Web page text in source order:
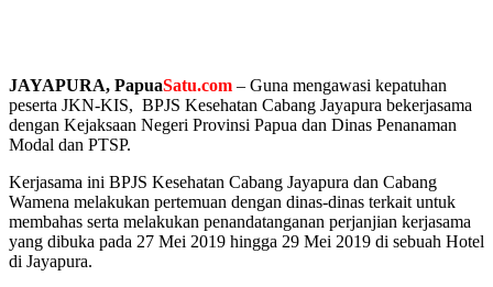
JAYAPURA, PapuaSatu.com – Guna mengawasi kepatuhan
peserta JKN-KIS, BPJS Kesehatan Cabang Jayapura bekerjasama
dengan Kejaksaan Negeri Provinsi Papua dan Dinas Penanaman
Modal dan PTSP.
Kerjasama ini BPJS Kesehatan Cabang Jayapura dan Cabang
Wamena melakukan pertemuan dengan dinas-dinas terkait untuk
membahas serta melakukan penandatanganan perjanjian kerjasama
yang dibuka pada 27 Mei 2019 hingga 29 Mei 2019 di sebuah Hotel
di Jayapura.